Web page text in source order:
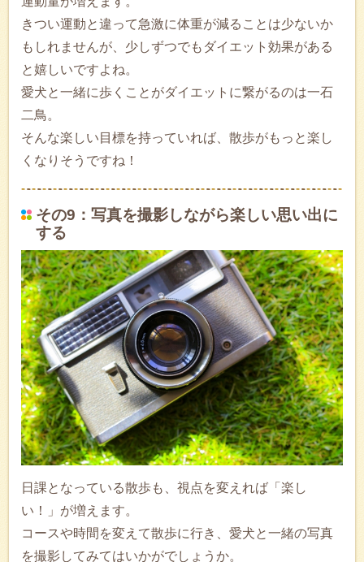
きつい運動と違って急激に体重が減ることは少ないか
もしれませんが、少しずつでもダイエット効果がある
と嬉しいですよね。
愛犬と一緒に歩くことがダイエットに繋がるのは一石
二鳥。
そんな楽しい目標を持っていれば、散歩がもっと楽し
くなりそうですね！
その9：写真を撮影しながら楽しい思い出に
する
日課となっている散歩も、視点を変えれば「楽し
い！」が増えます。
コースや時間を変えて散歩に行き、愛犬と一緒の写真
を撮影してみてはいかがでしょうか。